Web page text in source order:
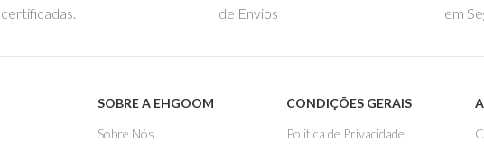
certificadas.
de Envios
em
SOBRE A EHGOOM
Sobre Nós
CONDIÇÕES GERAIS
Politica de Privacidade